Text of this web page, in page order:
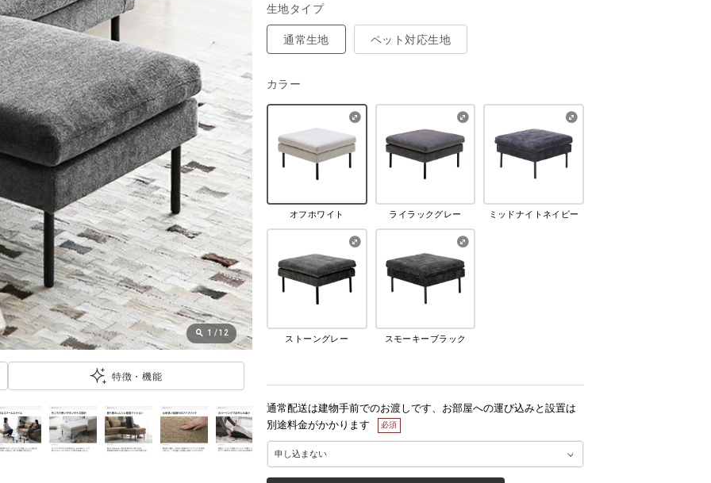
生地タイプ
通常生地 ペット対応生地
カラー
オフホワイト ライラックグレー ミッドナイトネイビー
ストーングレー スモーキーブラック
通常配送は建物手前でのお渡しです、お部屋への運び込みと設置は
別途料金がかかります
1 /12
特徴・機能